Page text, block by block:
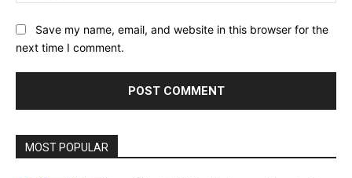
Save my name, email, and website in this browser for the
next time I comment.
MOST POPULAR